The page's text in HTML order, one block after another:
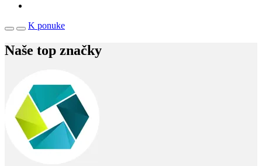
K ponuke
Naše top značky